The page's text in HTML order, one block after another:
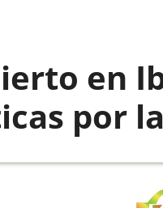
en
por